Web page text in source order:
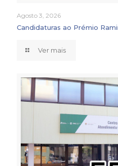
Agosto 3, 2026
Candidaturas ao Prémio
Ver mais